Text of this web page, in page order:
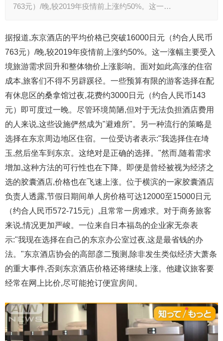
763元）/晚,较2019年疫情前上涨约50%。这一…
据报道,东京酒店的平均价格已突破16000日元（约合人民币
763元）/晚,较2019年疫情前上涨约50%。这一涨幅主要受入
境旅游需求回升和整体物价上涨影响。面对如此高涨的住宿
成本,旅客们不得不另辟蹊径。一些预算有限的游客选择在配
有休息区的桑拿馆过夜,花费约3000日元（约合人民币143
元）即可度过一晚。尽管环境简陋,但对于无法负担酒店费用
的人来说,这些设施俨然成为"避难所"。另一种流行的策略是
选择在东京周边地区住宿。一位受访者表示:"我选择住在埼
玉,然后坐车到东京。这绝对是正确的选择。"然而,随着需求
增加,这种方法的可行性也在下降。即便是曾经被视为经济之
选的胶囊酒店,价格也在飞速上涨。位于横滨的一家胶囊酒店
负责人透露,节假日期间单人房价格可达12000至15000日元
（约合人民币572-715元）,且常常一房难求。对于商务旅客
来说,情况更加严峻。一位来自日本福岛的企业家无奈表
示:"我现在选择在自己的东京办公室过夜,这是最省钱的办
法。"东京酒店协会的高部彦二预测,除非发生类似经济大萧条
的重大事件,否则东京酒店价格还将继续上涨。他建议旅客要
经常在网上比价,尽可能抢订便宜房间。